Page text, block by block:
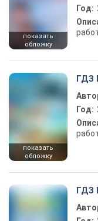
показать
обложку
Год:
показать
обложку
ГДЗ
Год:
ГДЗ